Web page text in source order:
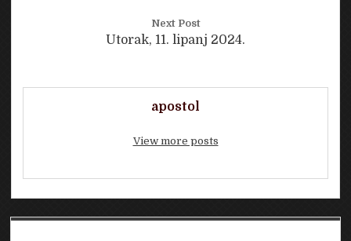
Next Post
Utorak, 11. lipanj 2024.
apostol
View more posts